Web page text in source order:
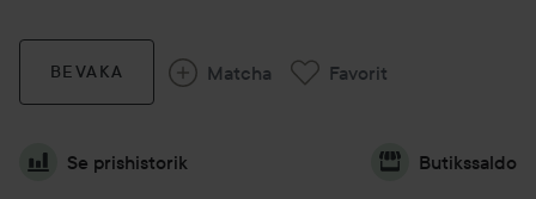
BEVAKA Matcha Favorit
Se prishistorik Butikssaldo